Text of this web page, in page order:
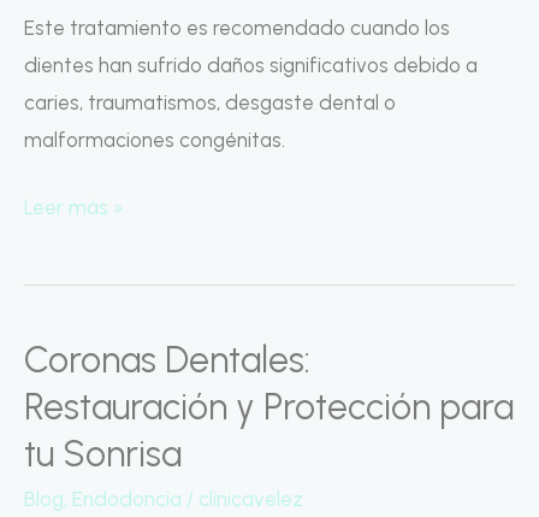
Este tratamiento es recomendado cuando los
dientes han sufrido daños significativos debido a
caries, traumatismos, desgaste dental o
malformaciones congénitas.
Leer más »
Coronas Dentales:
Restauración y Protección para
tu Sonrisa
Blog, Endodoncia / clinicavelez
Coronas
Dentales:
y
Protección